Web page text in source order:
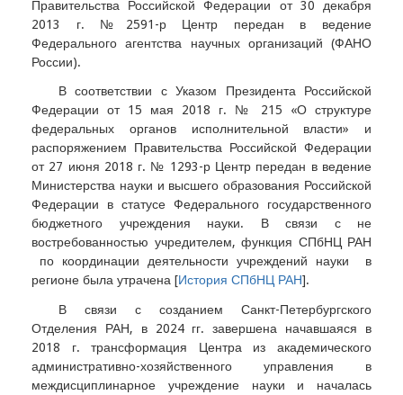
Правительства Российской Федерации от 30 декабря
2013 г. №2591-р Центр передан в ведение
Федерального агентства научных организаций (ФАНО
России).
В соответствии с Указом Президента Российской
Федерации от 15 мая 2018 г. № 215 «О структуре
федеральных органов исполнительной власти» и
распоряжением Правительства Российской Федерации
от 27 июня 2018 г. № 1293-р Центр передан в ведение
Министерства науки и высшего образования Российской
Федерации в статусе Федерального государственного
бюджетного учреждения науки. В связи с не
востребованностью учредителем, функция СПбНЦ РАН
по координации деятельности учреждений науки в
регионе была утрачена [История СПбНЦ РАН].
В связи с созданием Санкт-Петербургского
Отделения РАН, в 2024 гг. завершена начавшаяся в
2018 г. трансформация Центра из академического
административно-хозяйственного управления в
междисциплинарное учреждение науки и началась